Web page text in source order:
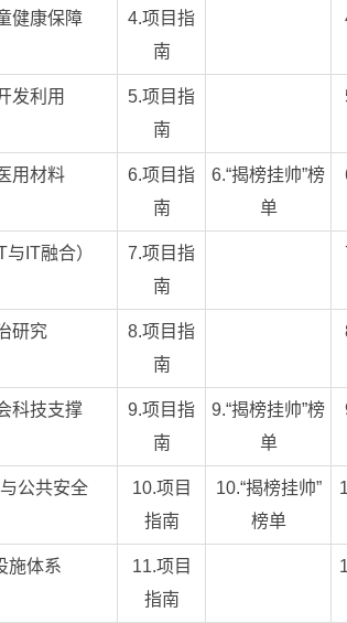
健康保障
4.项目指
南
发利用
5.项目指
南
用材料
6.项目指
南
6.“揭榜挂帅”榜
单
IT融合）
7.项目指
南
研究
8.项目指
南
科技支撑
9.项目指
南
9.“揭榜挂帅”榜
单
公共安全
10.项目
指南
10.“揭榜挂帅”
榜单
施体系
11.项目
指南